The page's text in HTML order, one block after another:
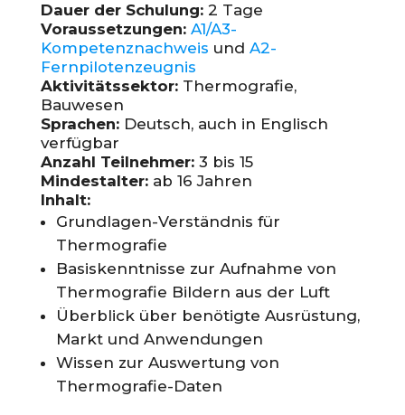
Dauer der Schulung:2 Tage
Voraussetzungen: A1/A3-
Kompetenznachweis und A2-
Fernpilotenzeugnis
Aktivitätssektor: Thermografie,
Bauwesen
Sprachen:Deutsch, auch in Englisch
verfügbar
Anzahl Teilnehmer:3 bis 15
Mindestalter:ab 16 Jahren
Inhalt:
Grundlagen-Verständnis für
Thermografie
Basiskenntnisse zur Aufnahme von
Thermografie Bildern aus der Luft
Überblick über benötigte Ausrüstung,
Markt und Anwendungen
Wissen zur Auswertung von
Thermografie-Daten